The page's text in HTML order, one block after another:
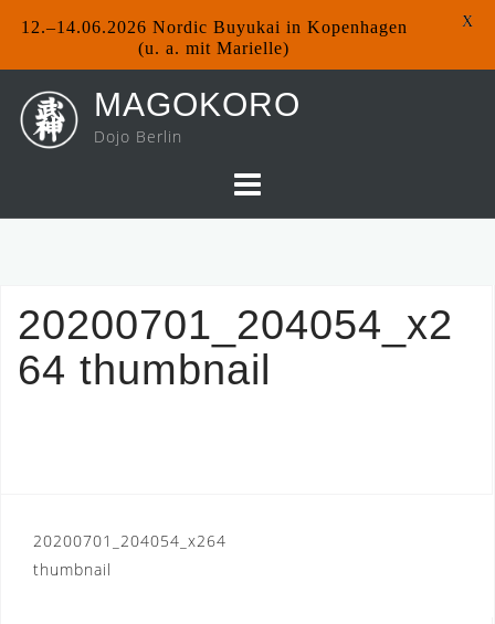
content
MAGOKORO
Dojo Berlin
20200701_204054_x2
64 thumbnail
Post
navigation
20200701_204054_x264
thumbnail
12.–14.06.2026 Nordic Buyukai in Kopenhagen
(u. a. mit Marielle)
X